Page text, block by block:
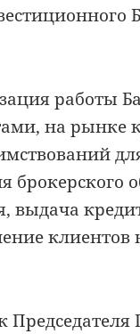
работы
на рынке
брокерского
выдача
клиентов